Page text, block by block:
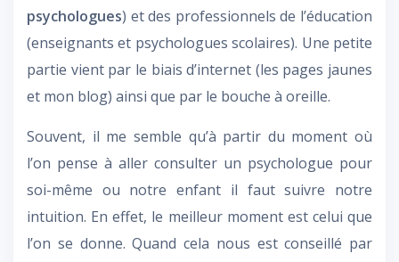
psychologues) et des professionnels de l’éducation
(enseignants et psychologues scolaires). Une petite
partie vient par le biais d’internet (les pages jaunes
et mon blog) ainsi que par le bouche à oreille.
Souvent, il me semble qu’à partir du moment où
l’on pense à aller consulter un psychologue pour
soi-même ou notre enfant il faut suivre notre
intuition. En effet, le meilleur moment est celui que
l’on se donne. Quand cela nous est conseillé par